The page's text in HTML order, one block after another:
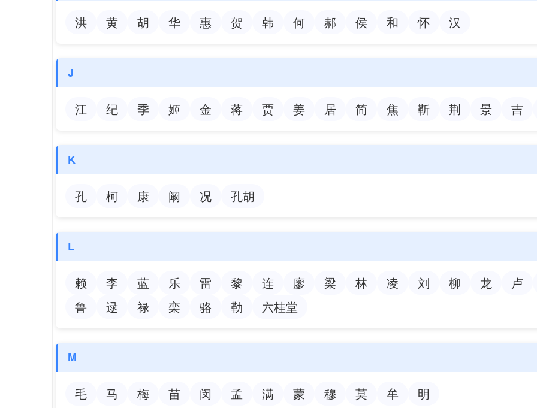
洪 黄 胡 华 惠 贺 韩 何 郝 侯 和 怀 汉
J
江 纪 季 姬 金 蒋 贾 姜 居 简 焦 靳 荆 景 吉
K
孔 柯 康 阚 况 孔胡
L
赖 李 蓝 乐 雷 黎 连 廖 梁 林 凌 刘 柳 龙
卢
鲁
逯 禄 栾 骆 勒 六桂堂
M
毛 马 梅 苗 闵 孟 满 蒙 穆 莫 牟 明